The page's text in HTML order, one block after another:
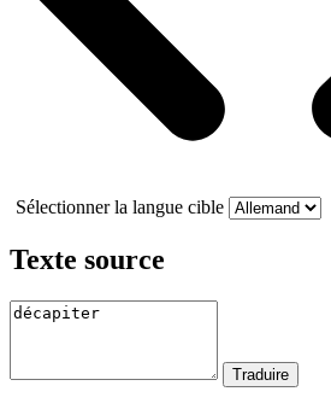
Sélectionner la langue cible
Texte source